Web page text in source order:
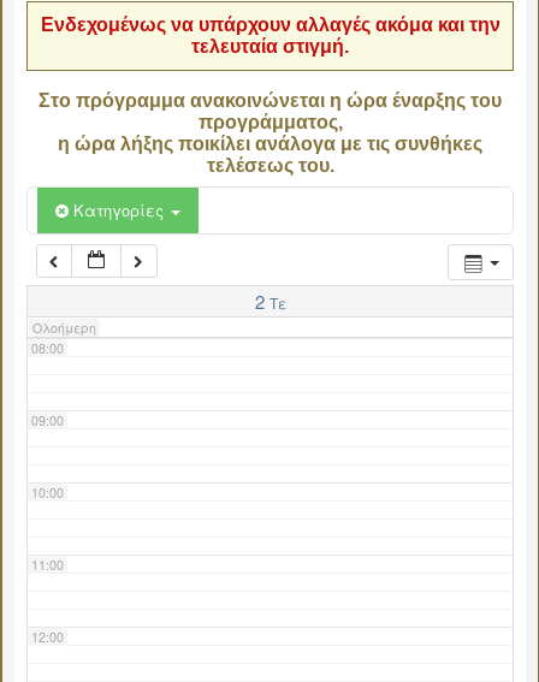
Ενδεχομένως να υπάρχουν αλλαγές ακόμα και την
τελευταία στιγμή.
Στο πρόγραμμα ανακοινώνεται η ώρα έναρξης του
προγράμματος,
η ώρα λήξης ποικίλει ανάλογα με τις συνθήκες
τελέσεως του.
Κατηγορίες
2 Τε
Ολοήμερη
06:00
07:00
08:00
09:00
10:00
11:00
12:00